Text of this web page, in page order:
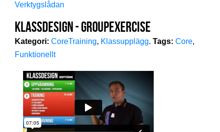
iTrainer
Mitt iTrainer
Kodinlösen
Registrering
Verktygslådan
Klassdesign - Groupexercise
Kategori: CoreTraining, Klassupplägg. Tags: Core,
Funktionellt